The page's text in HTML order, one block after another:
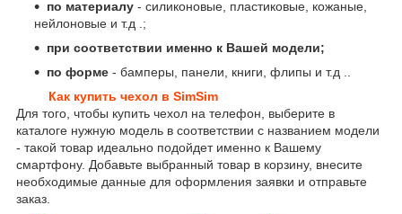
по материалу - силиконовые, пластиковые, кожаные,
нейлоновые и т.д .;
при соответствии именно к Вашей модели;
по форме - бамперы, панели, книги, флипы и т.д ..
Как купить чехол в SimSim
Для того, чтобы купить чехол на телефон, выберите в
каталоге нужную модель в соответствии с названием модели
- такой товар идеально подойдет именно к Вашему
смартфону. Добавьте выбранный товар в корзину, внесите
необходимые данные для оформления заявки и отправьте
заказ.